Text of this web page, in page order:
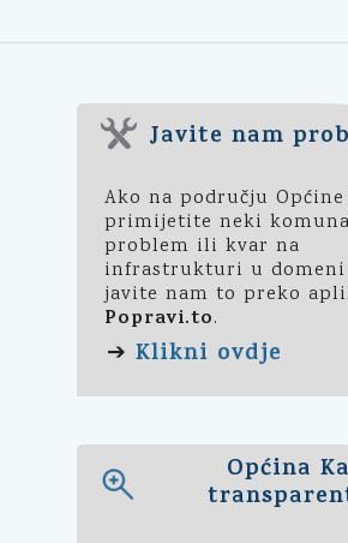
Javite nam
Ako na području
primijetite neki
problem ili kvar na
infrastrukturi u domeni
javite nam to preko
Popravi.to.
➔ Klikni ovdje
Općina